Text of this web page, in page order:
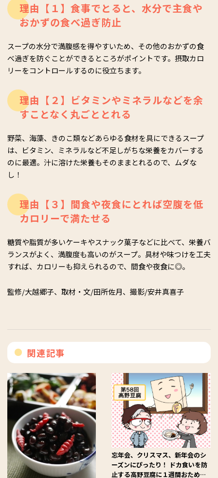
理由【１】食事でとると、水分で主食や
おかずの食べ過ぎ防止
スープの水分で満腹感を得やすいため、その他のおかずの食
べ過ぎを防ぐことができるところがポイントです。摂取カロ
リーをコントロールするのに役立ちます。
理由【２】ビタミンやミネラルなどを余
すことなく丸ごととれる
野菜、海藻、きのこ類などあらゆる食材を具にできるスープ
は、ビタミン、ミネラルなど不足しがちな栄養をカバーする
のに最適。汁に溶けた栄養もそのままとれるので、ムダな
し！
理由【３】間食や夜食にとれば空腹を低
カロリーで満たせる
糖質や脂質が多いケーキやスナック菓子などに比べて、栄養バ
ランスがよく、満腹度も高いのがスープ。具材や味つけを工夫
すれば、カロリーも抑えられるので、間食や夜食に◎。
監修/大越郷子、取材・文/田所佐月、撮影/安井真喜子
関連記事
忘年会、クリスマス、新年会のシ
ーズンにぴったり！ ドカ食いを防
止する高野豆腐に１週間おため